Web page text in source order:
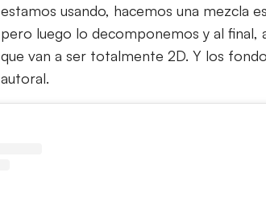
estamos usando, hacemos una mezcla
pero luego lo decomponemos y al final,
que van a ser totalmente 2D. Y los
autoral.